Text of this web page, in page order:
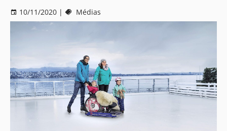
10/11/2020 | Médias